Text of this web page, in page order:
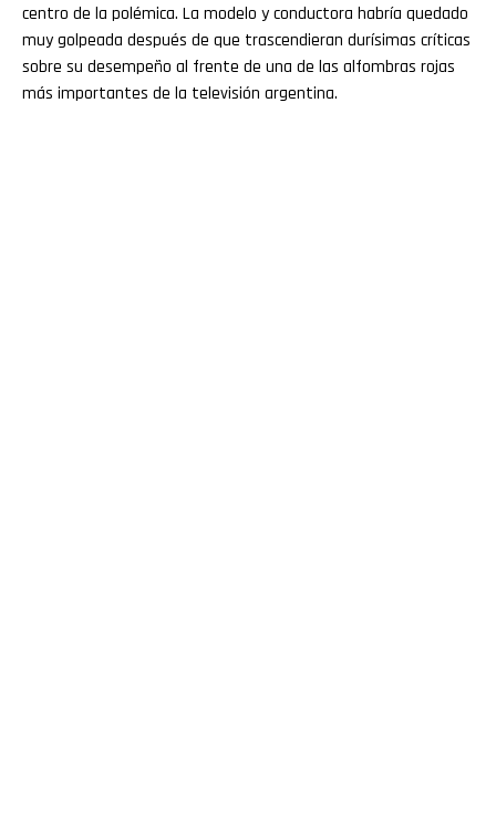
centro de la polémica. La modelo y conductora habría quedado
muy golpeada después de que trascendieran durísimas críticas
sobre su desempeño al frente de una de las alfombras rojas
más importantes de la televisión argentina.